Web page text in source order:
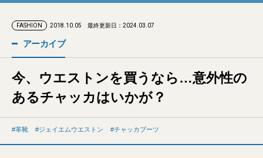
FASHION 2018.10.05 最終更新日：2024.03.07
アーカイブ
今、ウエストンを買うなら…意外性の
あるチャッカはいかが？
革靴 ジェイエムウエストン チャッカブーツ